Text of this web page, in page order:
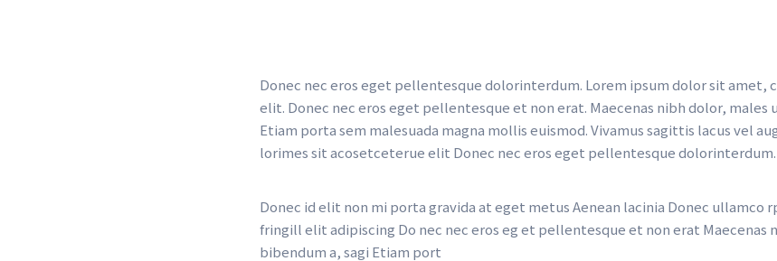
Donec nec eros eget pellentesque dolorinterdum. Lorem ipsum dolor sit amet,
elit. Donec nec eros eget pellentesque et non erat. Maecenas nibh dolor, males
Etiam porta sem malesuada magna mollis euismod. Vivamus sagittis lacus vel
lorimes sit acosetceterue elit Donec nec eros eget pellentesque dolorinterdum.
Donec id elit non mi porta gravida at eget metus Aenean lacinia Donec ullamco
fringill elit adipiscing Do nec nec eros eg et pellentesque et non erat Maecenas
bibendum a, sagi Etiam port